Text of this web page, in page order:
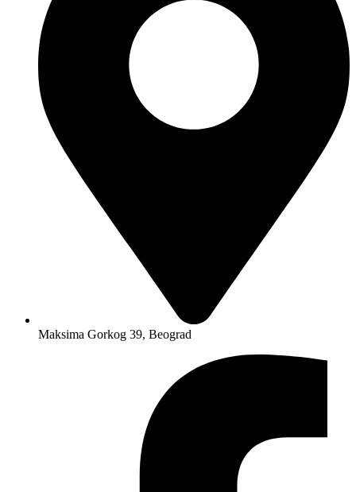
Maksima Gorkog 39, Beograd